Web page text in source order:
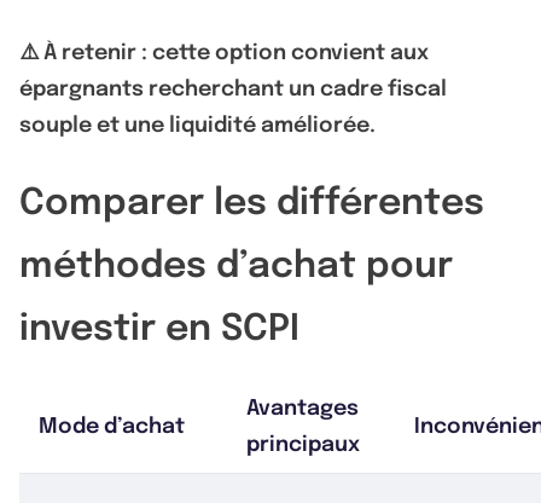
⚠️ À retenir : cette option convient aux
épargnants recherchant un cadre fiscal
souple et une liquidité améliorée.
Comparer les différentes
méthodes d’achat pour
investir en SCPI
Mode d’achat
Avantages
principaux